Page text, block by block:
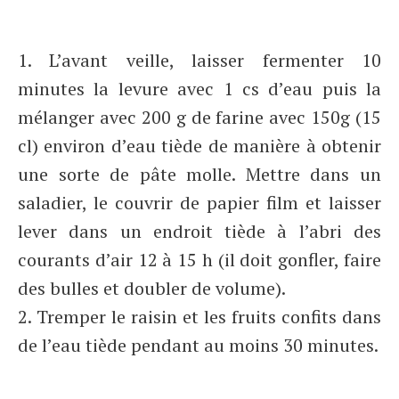
1. L’avant veille, laisser fermenter 10
minutes la levure avec 1 cs d’eau puis la
mélanger avec 200 g de farine avec 150g (15
cl) environ d’eau tiède de manière à obtenir
une sorte de pâte molle. Mettre dans un
saladier, le couvrir de papier film et laisser
lever dans un endroit tiède à l’abri des
courants d’air 12 à 15 h (il doit gonfler, faire
des bulles et doubler de volume).
2. Tremper le raisin et les fruits confits dans
de l’eau tiède pendant au moins 30 minutes.